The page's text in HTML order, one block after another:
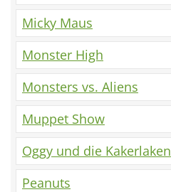
Micky Maus
Monster High
Monsters vs. Aliens
Muppet Show
Oggy und die Kakerlaken
Peanuts